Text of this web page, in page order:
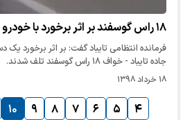
۱۸ راس گوسفند بر اثر برخورد با خودرو در تایباد تلف شدند
فرمانده انتظامی تایباد گفت: بر اثر برخورد یک
جاده تایباد - خواف ۱۸ راس گوسفند تلف شدند.
۱۸ خرداد ۱۳۹۸
۴ ۵ ۶ ۷ ۸ ۹ ۱۰